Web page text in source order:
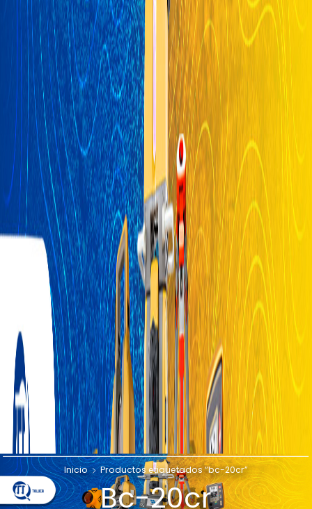
Inicio Productos etiquetados “bc-20cr”
Bc-20cr